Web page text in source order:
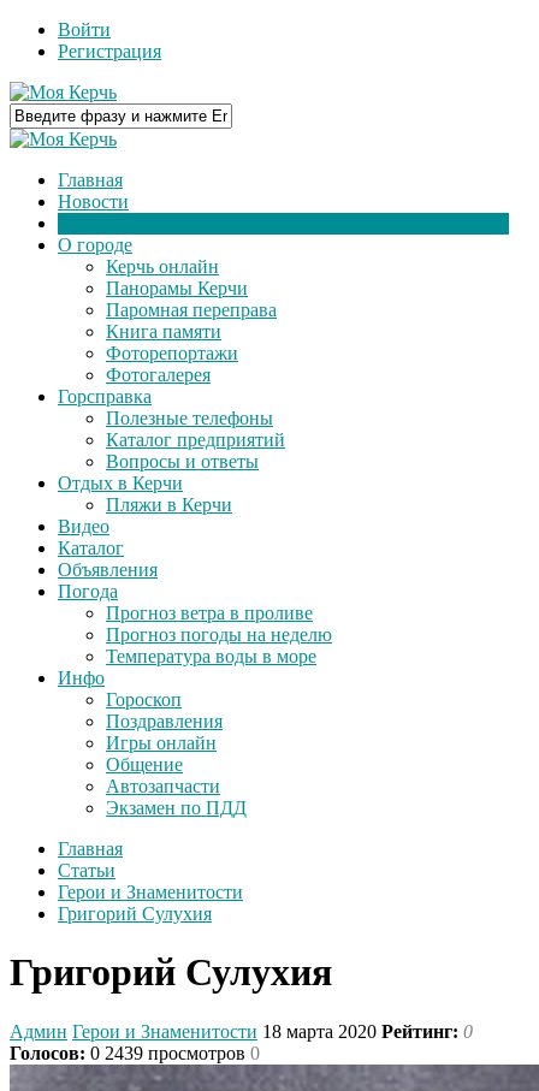
Войти
Регистрация
Главная
Новости
О городе
Керчь онлайн
Панорамы Керчи
Паромная переправа
Книга памяти
Фоторепортажи
Фотогалерея
Горсправка
Полезные телефоны
Каталог предприятий
Вопросы и ответы
Отдых в Керчи
Пляжи в Керчи
Видео
Каталог
Объявления
Погода
Прогноз ветра в проливе
Прогноз погоды на неделю
Температура воды в море
Инфо
Гороскоп
Поздравления
Игры онлайн
Общение
Автозапчасти
Экзамен по ПДД
Главная
Статьи
Герои и Знаменитости
Григорий Сулухия
Григорий Сулухия
Админ Герои и Знаменитости 18 марта 2020 Рейтинг: 0
Голосов: 0 2439 просмотров 0